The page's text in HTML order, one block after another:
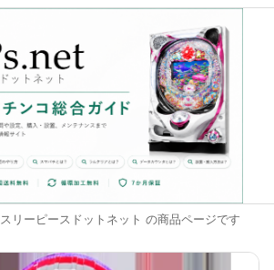
リーピースドットネット の商品ページです